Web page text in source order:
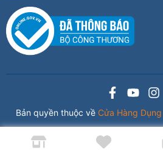
Bản quyền thuộc về Cửa Hàng Dụng